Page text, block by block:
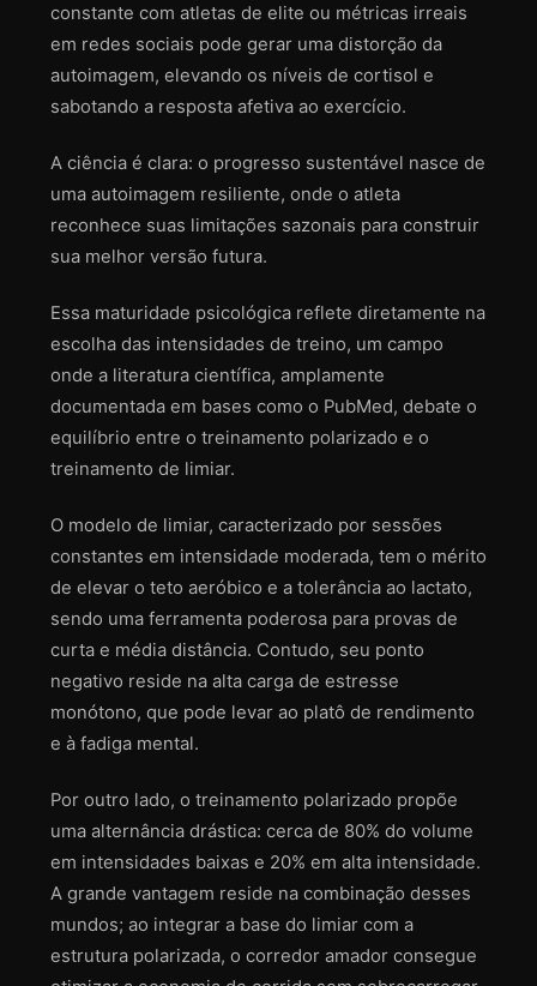
constante com atletas de elite ou métricas irreais
em redes sociais pode gerar uma distorção da
autoimagem, elevando os níveis de cortisol e
sabotando a resposta afetiva ao exercício.
A ciência é clara: o progresso sustentável nasce de
uma autoimagem resiliente, onde o atleta
reconhece suas limitações sazonais para construir
sua melhor versão futura.
Essa maturidade psicológica reflete diretamente na
escolha das intensidades de treino, um campo
onde a literatura científica, amplamente
documentada em bases como o PubMed, debate o
equilíbrio entre o treinamento polarizado e o
treinamento de limiar.
O modelo de limiar, caracterizado por sessões
constantes em intensidade moderada, tem o mérito
de elevar o teto aeróbico e a tolerância ao lactato,
sendo uma ferramenta poderosa para provas de
curta e média distância. Contudo, seu ponto
negativo reside na alta carga de estresse
monótono, que pode levar ao platô de rendimento
e à fadiga mental.
Por outro lado, o treinamento polarizado propõe
uma alternância drástica: cerca de 80% do volume
em intensidades baixas e 20% em alta intensidade.
A grande vantagem reside na combinação desses
mundos; ao integrar a base do limiar com a
estrutura polarizada, o corredor amador consegue